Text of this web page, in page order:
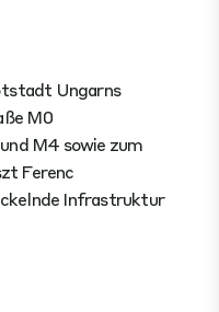
Ungarns
M0
M4 sowie zum
Ferenc
Infrastruktur